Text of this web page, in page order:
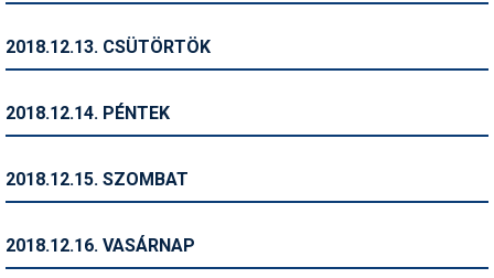
Sífelszerelés
Símánia
2018.12.13. CSÜTÖRTÖK
2018.12.14. PÉNTEK
2018.12.15. SZOMBAT
2018.12.16. VASÁRNAP